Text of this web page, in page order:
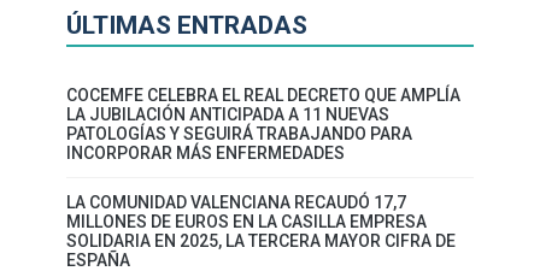
ÚLTIMAS ENTRADAS
COCEMFE CELEBRA EL REAL DECRETO QUE AMPLÍA
LA JUBILACIÓN ANTICIPADA A 11 NUEVAS
PATOLOGÍAS Y SEGUIRÁ TRABAJANDO PARA
INCORPORAR MÁS ENFERMEDADES
LA COMUNIDAD VALENCIANA RECAUDÓ 17,7
MILLONES DE EUROS EN LA CASILLA EMPRESA
SOLIDARIA EN 2025, LA TERCERA MAYOR CIFRA DE
ESPAÑA